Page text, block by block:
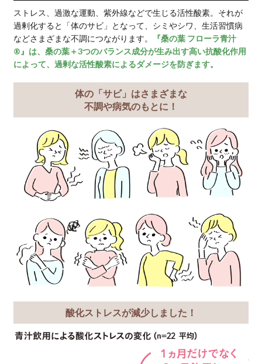
な栄養成分をしっかり補って
げしましょう。
青汁習慣はこんな方にお
野菜不足、栄養の偏
肌荒れ、乾燥肌
栄養不足を感じる妊
夏バテして疲れやす
おなかスッキリ！を